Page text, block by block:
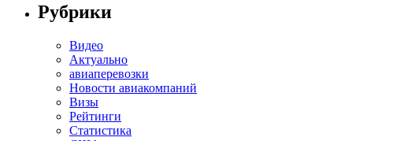
Рубрики
Видео
Актуально
авиаперевозки
Новости авиакомпаний
Визы
Рейтинги
Статистика